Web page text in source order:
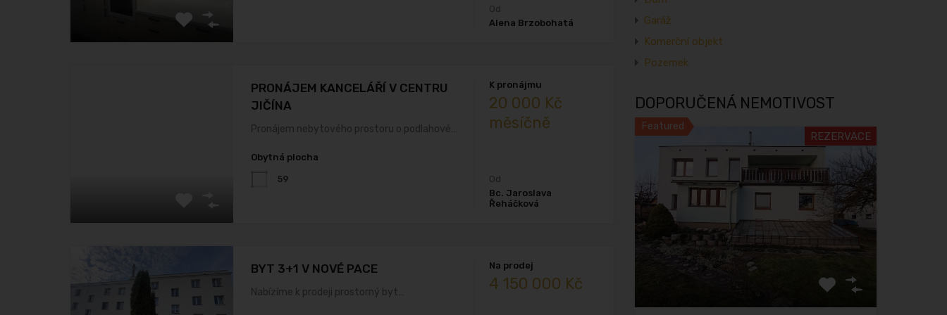
Od
Alena Brzobohatá
PRONÁJEM KANCELÁŘÍ V CENTRU
JIČÍNA
Pronájem nebytového prostoru o podlahové…
Obytná plocha
59
K pronájmu
20 000 Kč
měsíčně
Od
Bc. Jaroslava
Řeháčková
BYT 3+1 V NOVÉ PACE
Nabízíme k prodeji prostorný byt…
Na prodej
4 150 000 Kč
Garáž
Komerční objekt
Pozemek
DOPORUČENÁ NEMOTIVOST
Featured
REZERVACE